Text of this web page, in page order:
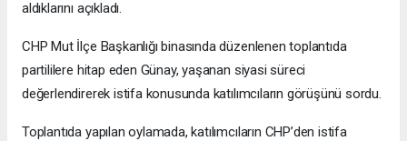
aldıklarını açıkladı.
CHP Mut İlçe Başkanlığı binasında düzenlenen toplantıda
partililere hitap eden Günay, yaşanan siyasi süreci
değerlendirerek istifa konusunda katılımcıların görüşünü sordu.
Toplantıda yapılan oylamada, katılımcıların CHP’den istifa